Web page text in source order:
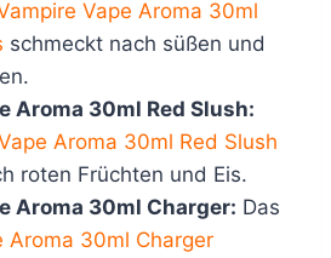
Vape Aroma 30ml
schmeckt nach süßen und
Aroma 30ml Red Slush:
Aroma 30ml Red Slush
roten Früchten und Eis.
Aroma 30ml Charger: Das
Aroma 30ml Charger